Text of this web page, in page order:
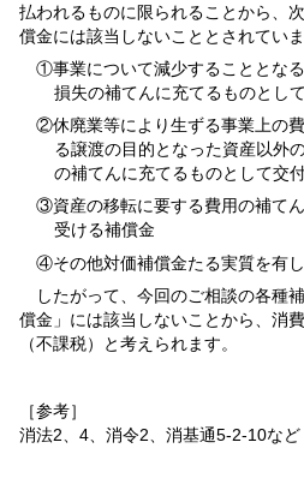
払われるものに限られることから、
償金には該当しないこととされていま
①事業について減少することとな
損失の補てんに充てるものとし
②休廃業等により生ずる事業上の
る譲渡の目的となった資産以外
の補てんに充てるものとして交
③資産の移転に要する費用の補て
受ける補償金
④その他対価補償金たる実質を有
したがって、今回のご相談の各種
償金」には該当しないことから、消
（不課税）と考えられます。
［参考］
消法2、4、消令2、消基通5-2-10など